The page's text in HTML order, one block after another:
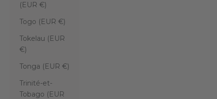
(EUR €)
Togo (EUR €)
Tokelau (EUR
€)
Tonga (EUR €)
Trinité-et-
Tobago (EUR